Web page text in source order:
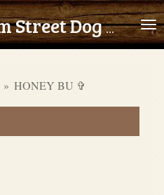
Rudozem Street Dog Rescue
» HONEY BU ✞